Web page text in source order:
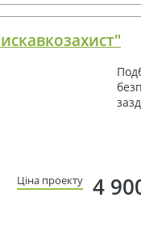
Ціна проекту 4